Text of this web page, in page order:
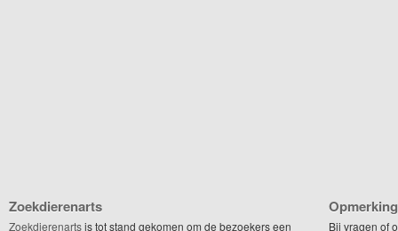
Zoekdierenarts
Zoekdierenartsis tot stand gekomen om de bezoekers een Bij vragen of